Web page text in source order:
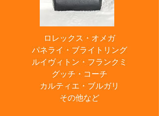
ロレックス・ オメガ
パネライ・ ブライトリング
ルイヴィトン・ フランクミ
グッチ・ コーチ
カルティエ ・ブルガリ
​​その他など